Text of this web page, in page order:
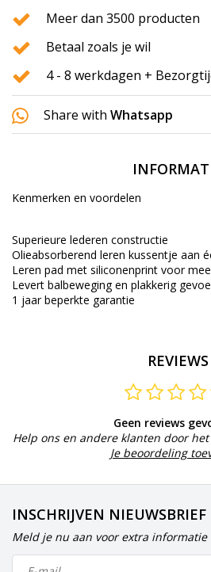
Meer dan 3500 producten
Betaal zoals je wil
4 - 8 werkdagen +
Share with Whatsapp
Kenmerken en voordelen
Superieure lederen constructie
Olieabsorberend leren kussentje aan
Leren pad met siliconenprint voor
Levert balbeweging en plakkerig
1 jaar beperkte garantie
REVIEWS
Geen reviews
Help ons en andere klanten door
Je beoordeling
INSCHRIJVEN NIEUWSBRIEF
Meld je nu aan voor extra